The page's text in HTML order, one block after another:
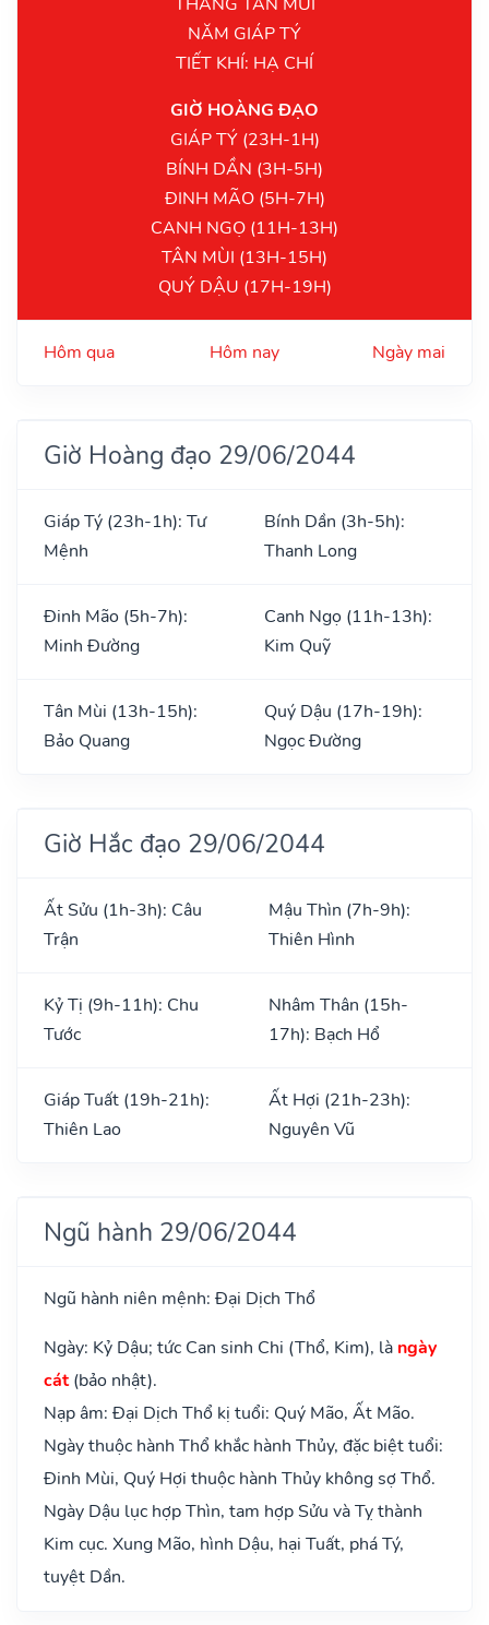
NĂM GIÁP TÝ
TIẾT KHÍ: HẠ CHÍ
GIỜ HOÀNG ĐẠO
GIÁP TÝ (23H-1H)
BÍNH DẦN (3H-5H)
ĐINH MÃO (5H-7H)
CANH NGỌ (11H-13H)
TÂN MÙI (13H-15H)
QUÝ DẬU (17H-19H)
Hôm qua Hôm nay Ngày mai
Giờ Hoàng đạo 29/06/2044
Giáp Tý (23h-1h): Tư
Mệnh
Bính Dần (3h-5h):
Thanh Long
Đinh Mão (5h-7h):
Minh Đường
Canh Ngọ (11h-13h):
Kim Quỹ
Tân Mùi (13h-15h):
Bảo Quang
Quý Dậu (17h-19h):
Ngọc Đường
Giờ Hắc đạo 29/06/2044
Ất Sửu (1h-3h): Câu
Trận
Mậu Thìn (7h-9h):
Thiên Hình
Kỷ Tị (9h-11h): Chu
Tước
Nhâm Thân (15h-
17h): Bạch Hổ
Giáp Tuất (19h-21h):
Thiên Lao
Ất Hợi (21h-23h):
Nguyên Vũ
Ngũ hành 29/06/2044
Ngũ hành niên mệnh: Đại Dịch Thổ
Ngày: Kỷ Dậu; tức Can sinh Chi (Thổ, Kim), là ngày
cát(bảo nhật).
Nạp âm: Đại Dịch Thổ kị tuổi: Quý Mão, Ất Mão.
Ngày thuộc hành Thổ khắc hành Thủy, đặc biệt tuổi:
Đinh Mùi, Quý Hợi thuộc hành Thủy không sợ Thổ.
Ngày Dậu lục hợp Thìn, tam hợp Sửu và Tỵ thành
Kim cục. Xung Mão, hình Dậu, hại Tuất, phá Tý,
tuyệt Dần.